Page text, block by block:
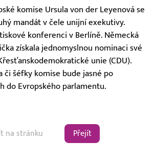
komise Ursula von der Leyenová se
mandát v čele unijní exekutivy.
konferenci v Berlíně. Německá
získala jednomyslnou nominaci své
unie (CDU).
či šéfky komise bude jasné po
do Evropského parlamentu.
Přejít